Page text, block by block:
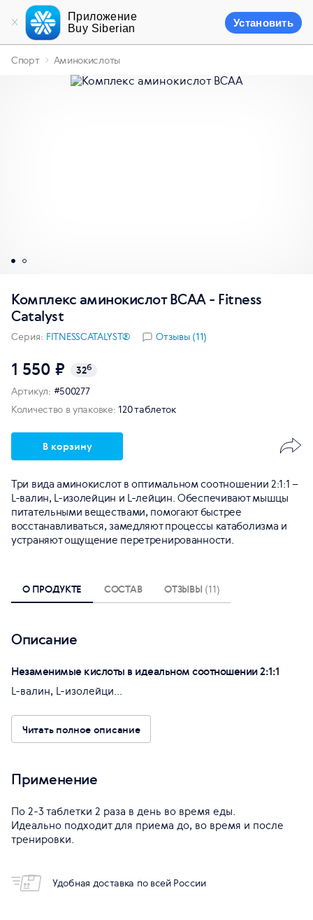
Приложение
Buy Siberian
Установить
Спорт Аминокислоты
Комплекс аминокислот BCAA - Fitness
Catalyst
Серия: FITNESSCATALYST® Отзывы (11)
Три вида аминокислот в оптимальном соотношении 2:1:1 –
L-валин, L-изолейцин и L-лейцин. Обеспечивают мышцы
питательными веществами, помогают быстрее
восстанавливаться, замедляют процессы катаболизма и
устраняют ощущение перетренированности.
1 550 ₽ 32б
Артикул: #500277
Количество в упаковке: 120 таблеток
В корзину
О ПРОДУКТЕ СОСТАВ ОТЗЫВЫ (11)
Описание
Незаменимые кислоты в идеальном соотношении 2:1:1
L-валин, L-изолейци...
Читать полное описание
Применение
По 2-3 таблетки 2 раза в день во время еды.
Идеально подходит для приема до, во время и после
тренировки.
Удобная доставка по всей России